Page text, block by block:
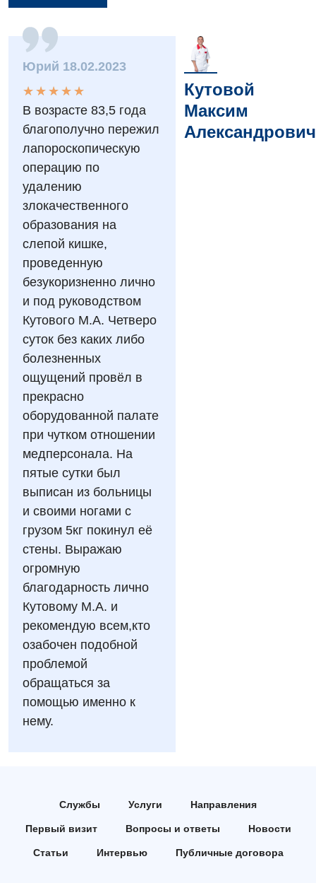
Вакансии
Мероприятия БПР
Интернатура
Бесплатные операции
Программа лояльности
Видео
Диагностика
Ангиографические исследования
Диагностическое отделение
Компьютерная томография
Магнитно-резонансная томография
Маммография
Нейросонография
Рентгенография
УЗИ
Эндоскопическое отделение
Акушерство и гинекология
Аллергология, иммунология
Андрология
Вакцинация
Гастроэнтерология
Гинекологическое отделение
Дерматовенерология
Диетология
Дневной стационар
Кардиология
Кардиохирургия
Гинекологическое отделение
Диагностическое отделение
Дневной стационар
Онкологическое отделение
Отдел госпитализации
Отделение интенсивной терапии
Отделение неотложных состояний
Офтальмологическое отделение
Педиатрическое отделение
Скорая медицинская помощь
Терапевтическое отделение
Травматологическое отделение
Урологическое отделение
Хирургическое отделение
Эндоскопическое отделение
Декларирование
Лечение острого инфаркта
Национальный скрининг здоровья 40+
Русский
Юрий 18.02.2023
★
★
★
★
★
★ ★ ★ ★ ★
В возрасте 83,5 года
благополучно пережил
лапороскопическую
операцию по
удалению
злокачественного
образования на
слепой кишке,
проведенную
безукоризненно лично
и под руководством
Кутового М.А. Четверо
суток без каких либо
болезненных
ощущений провёл в
прекрасно
оборудованной палате
при чутком отношении
медперсонала. На
пятые сутки был
выписан из больницы
и своими ногами с
грузом 5кг покинул её
стены. Выражаю
огромную
благодарность лично
Кутовому М.А. и
рекомендую всем,кто
озабочен подобной
проблемой
обращаться за
помощью именно к
нему.
Кутовой
Максим
Александрович
Службы Услуги Направления
Первый визит Вопросы и ответы Новости
Статьи Интервью Публичные договора